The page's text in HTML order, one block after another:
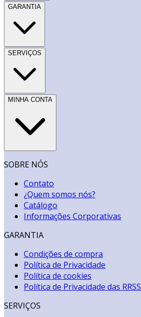
GARANTIA
SERVIÇOS
MINHA CONTA
SOBRE NÓS
Contato
¿Quem somos nós?
Catálogo
Informações Corporativas
GARANTIA
Condições de compra
Política de Privacidade
Política de cookies
Política de Privacidade das RRSS
SERVIÇOS